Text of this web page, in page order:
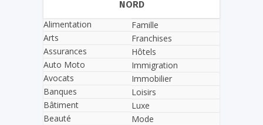
NORD
Alimentation
Arts
Assurances
Auto Moto
Avocats
Banques
Bâtiment
Beauté
Famille
Franchises
Hôtels
Immigration
Immobilier
Loisirs
Luxe
Mode